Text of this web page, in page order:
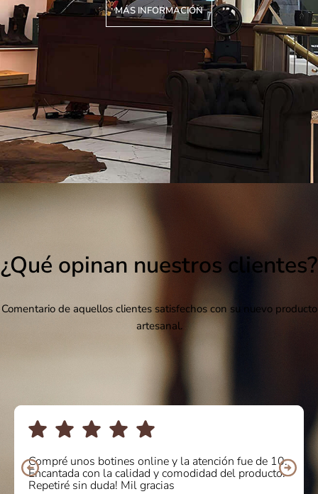
MÁS INFORMACIÓN
¿Qué opinan nuestros clientes?
Comentario de aquellos clientes satisfechos con su nuevo producto
artesanal.
Compré unos botines online y la atención fue de 10.
Encantada con la calidad y comodidad del producto.
Repetiré sin duda! Mil gracias